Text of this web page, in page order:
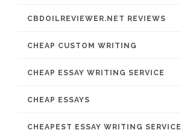
CBDOILREVIEWER.NET REVIEWS
CHEAP CUSTOM WRITING
CHEAP ESSAY WRITING SERVICE
CHEAP ESSAYS
CHEAPEST ESSAY WRITING SERVICE